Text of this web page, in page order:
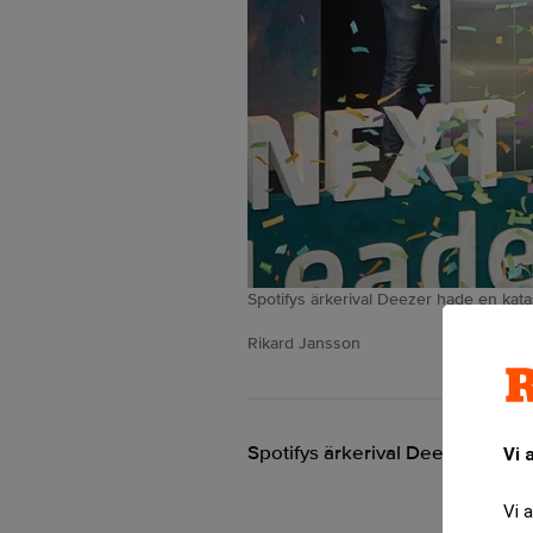
Vi
Vi
Spotifys ärkerival Deezer hade en
Rikard Jansson
Spotifys ärkerival Deezer